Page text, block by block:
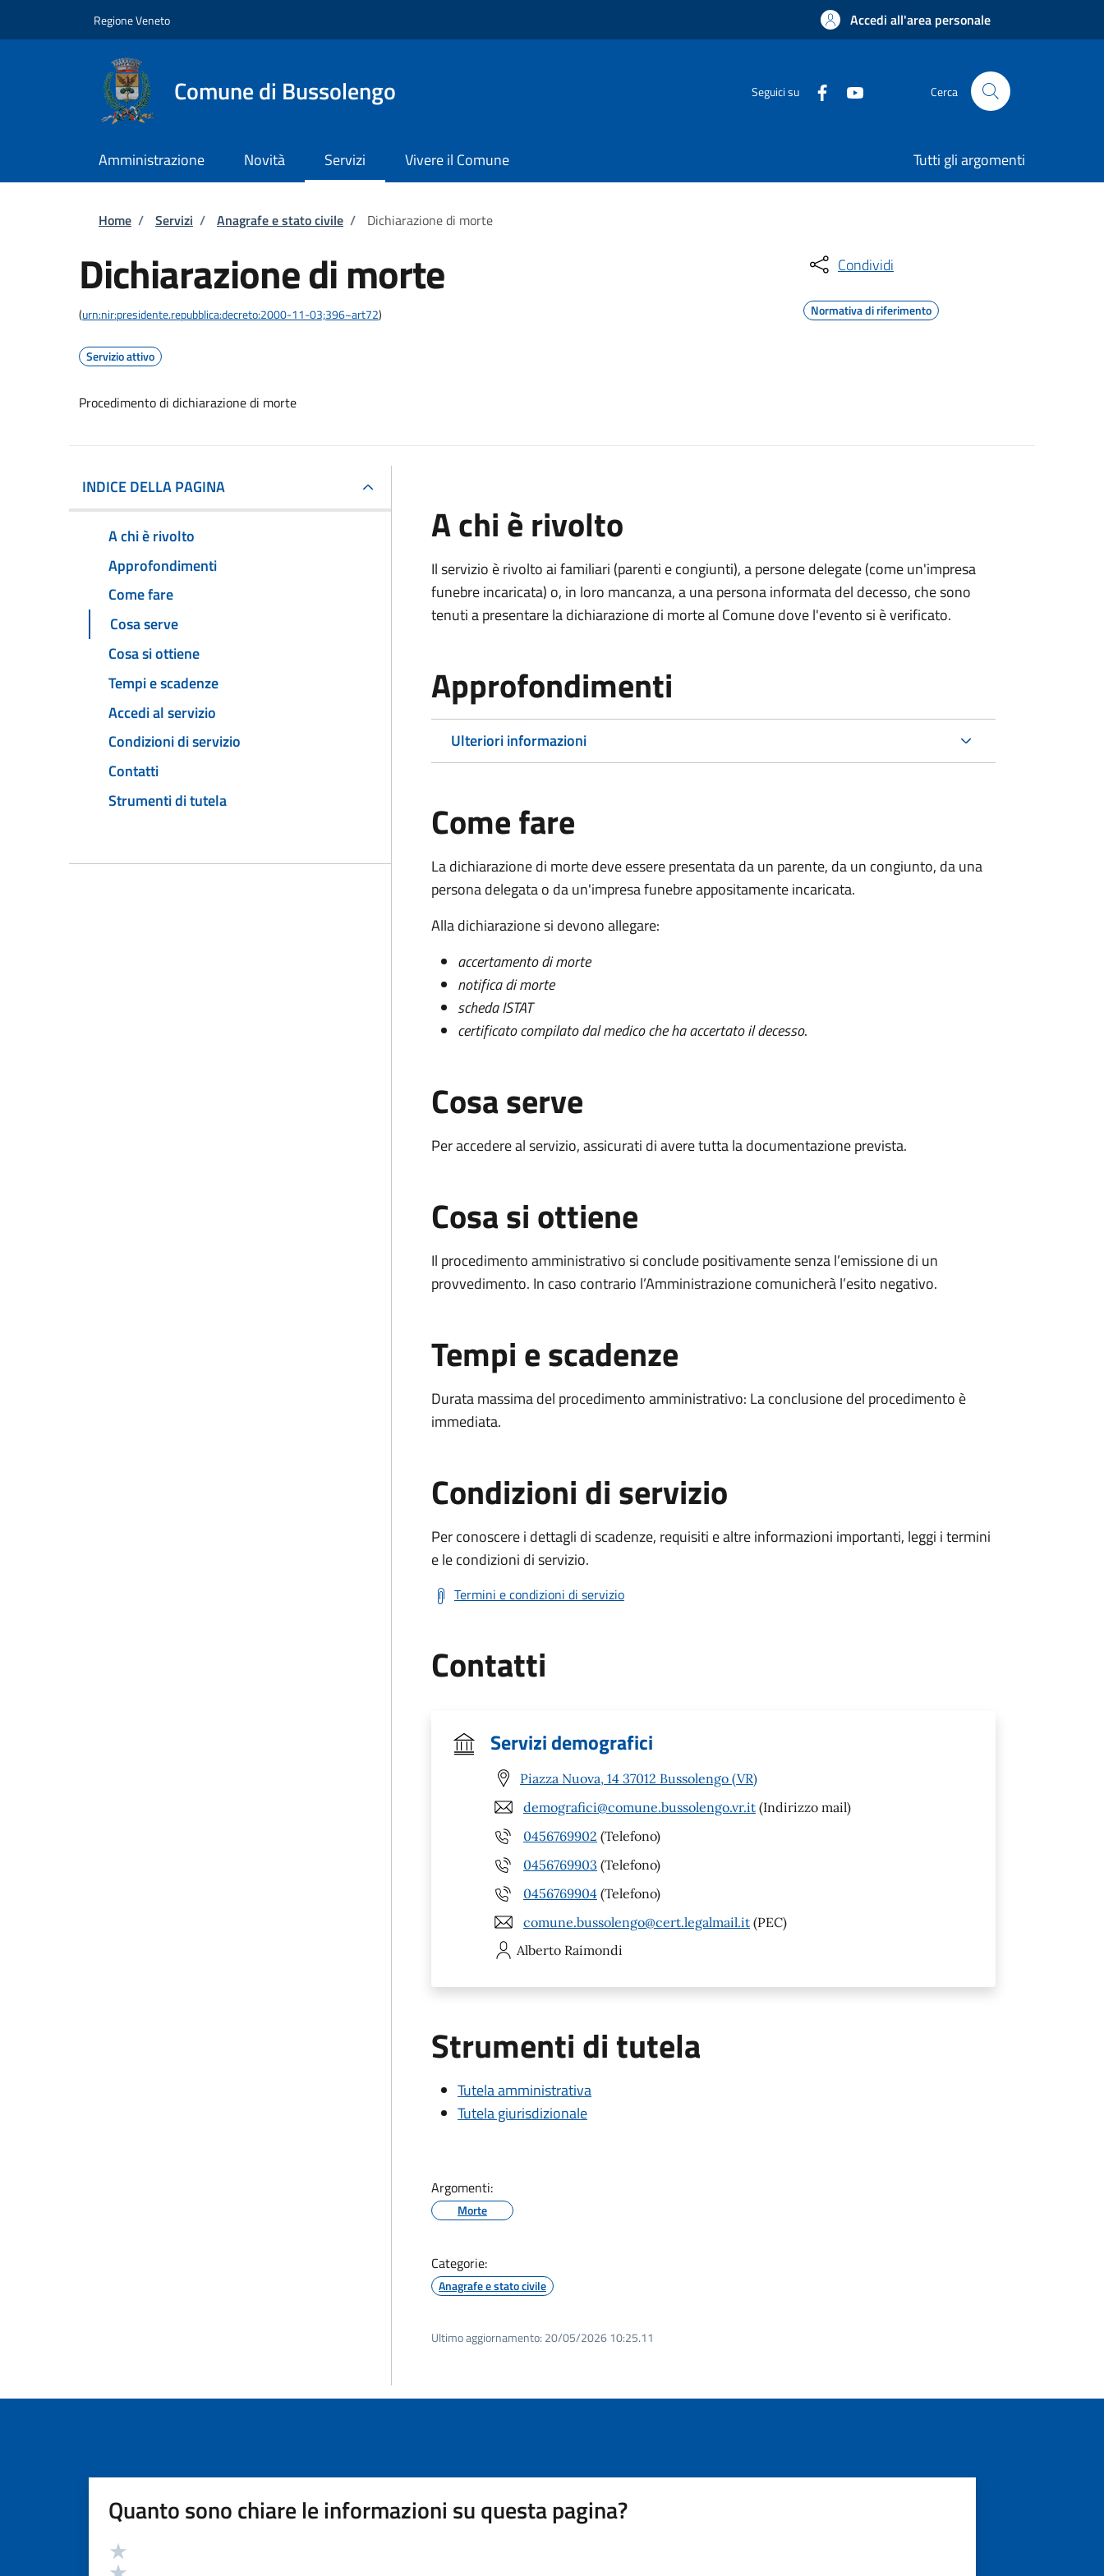
Regione Veneto Accedi all'area personale
Comune di Bussolengo Seguici su Cerca
Amministrazione Novità Servizi Vivere il Comune Tutti gli argomenti
Briciole di pane
Home / Servizi / Anagrafe e stato civile / Dichiarazione di morte
Dichiarazione di morte
(urn:nir:presidente.repubblica:decreto:2000-11-03;396~art72)
Servizio attivo
Procedimento di dichiarazione di morte
Condividi
Normativa di riferimento
INDICE DELLA PAGINA
A chi è rivolto
Approfondimenti
Come fare
Cosa serve
Cosa si ottiene
Tempi e scadenze
Accedi al servizio
Condizioni di servizio
Contatti
Strumenti di tutela
A chi è rivolto
Il servizio è rivolto ai familiari (parenti e congiunti), a persone delegate (come un'impresa
funebre incaricata) o, in loro mancanza, a una persona informata del decesso, che sono
tenuti a presentare la dichiarazione di morte al Comune dove l'evento si è verificato.
Approfondimenti
Ulteriori informazioni
Come fare
La dichiarazione di morte deve essere presentata da un parente, da un congiunto, da una
persona delegata o da un'impresa funebre appositamente incaricata.
Alla dichiarazione si devono allegare:
accertamento di morte
notifica di morte
scheda ISTAT
certificato compilato dal medico che ha accertato il decesso.
Cosa serve
Per accedere al servizio, assicurati di avere tutta la documentazione prevista.
Cosa si ottiene
Il procedimento amministrativo si conclude positivamente senza l’emissione di un
provvedimento. In caso contrario l’Amministrazione comunicherà l’esito negativo.
Tempi e scadenze
Durata massima del procedimento amministrativo: La conclusione del procedimento è
immediata.
Condizioni di servizio
Per conoscere i dettagli di scadenze, requisiti e altre informazioni importanti, leggi i termini
e le condizioni di servizio.
Termini e condizioni di servizio
Contatti
Servizi demografici
Piazza Nuova, 14 37012 Bussolengo (VR)
demografici@comune.bussolengo.vr.it (Indirizzo mail)
0456769902 (Telefono)
0456769903 (Telefono)
0456769904 (Telefono)
comune.bussolengo@cert.legalmail.it (PEC)
Alberto Raimondi
Strumenti di tutela
Tutela amministrativa
Tutela giurisdizionale
Argomenti:
Morte
Categorie:
Anagrafe e stato civile
Ultimo aggiornamento: 20/05/2026 10:25.11
Quanto sono chiare le informazioni su questa pagina?
Valutazione